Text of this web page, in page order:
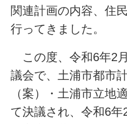
関連計画の内容、住
行ってきました。
この度、令和6年2
議会で、土浦市都市
（案）・土浦市立地
て決議され、令和6